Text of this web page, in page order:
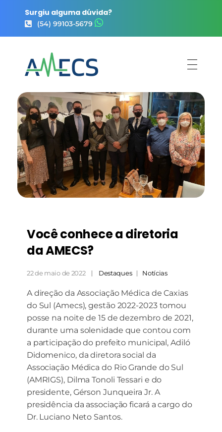
Surgiu alguma dúvida?
(54) 99103-5679
Você conhece a diretoria
da AMECS?
22 de maio de 2022 Destaques Notícias
A direção da Associação Médica de Caxias
do Sul (Amecs), gestão 2022-2023 tomou
posse na noite de 15 de dezembro de 2021,
durante uma solenidade que contou com
a participação do prefeito municipal, Adiló
Didomenico, da diretora social da
Associação Médica do Rio Grande do Sul
(AMRIGS), Dilma Tonoli Tessari e do
presidente, Gérson Junqueira Jr. A
presidência da associação ficará a cargo do
Dr. Luciano Neto Santos.